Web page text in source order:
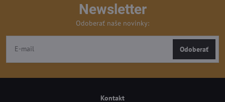
Newsletter
Odoberať naše novinky:
Odoberať
Kontakt